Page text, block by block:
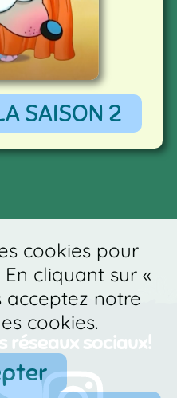
SAISON 2
réseaux sociaux!
cookies pour
cliquant sur «
acceptez notre
cookies.